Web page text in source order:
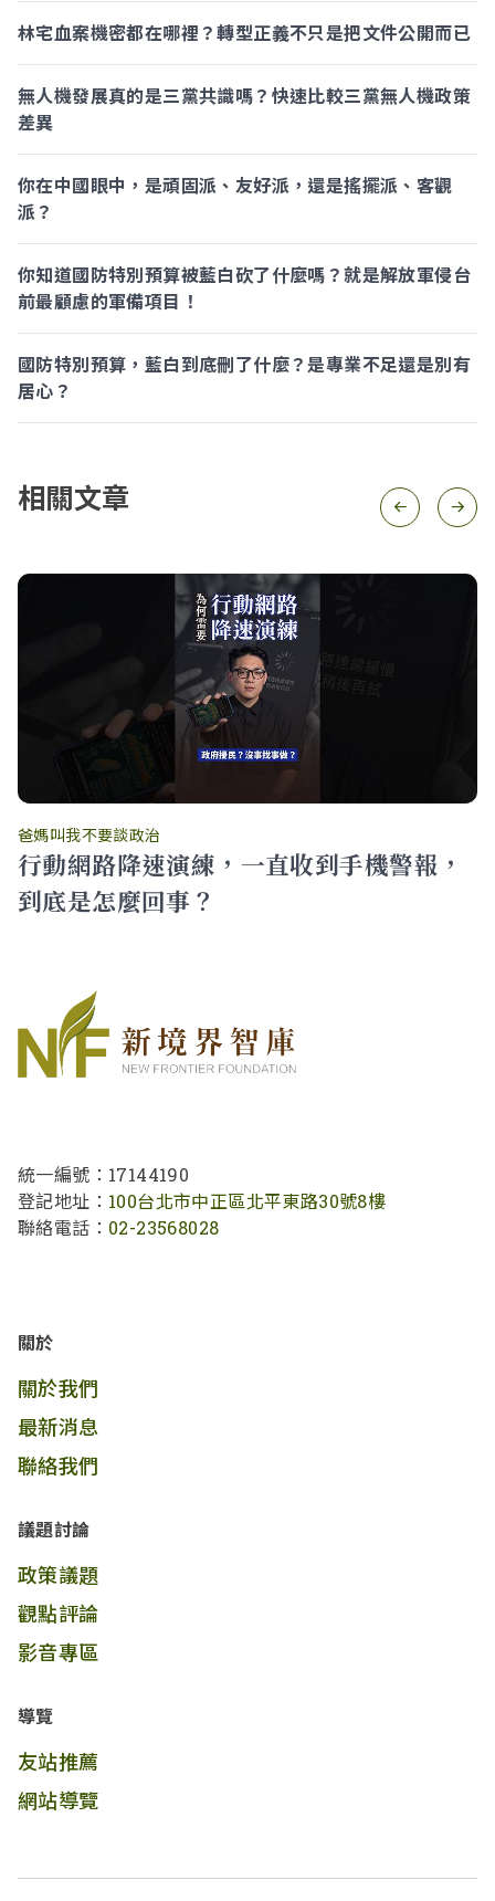
林宅血案機密都在哪裡？轉型正義不只是把文件公開而已
無人機發展真的是三黨共識嗎？快速比較三黨無人機政策
差異
你在中國眼中，是頑固派、友好派，還是搖擺派、客觀
派？
你知道國防特別預算被藍白砍了什麼嗎？就是解放軍侵台
前最顧慮的軍備項目！
國防特別預算，藍白到底刪了什麼？是專業不足還是別有
居心？
相關文章
爸媽叫我不要談政治
行動網路降速演練，一直收到手機警報，
到底是怎麼回事？
統一編號：17144190
登記地址： 100台北市中正區北平東路30號8樓
聯絡電話： 02-23568028
關於
關於我們
最新消息
聯絡我們
議題討論
政策議題
觀點評論
影音專區
導覽
友站推薦
網站導覽